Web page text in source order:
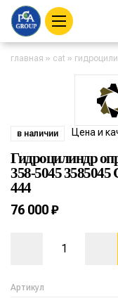
главная » cat »
в наличии Цена и
Гидроцилиндр
358-5045 3585045
444
Артикул
76 000 ₽